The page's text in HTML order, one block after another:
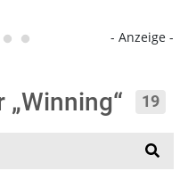
- Anzeige -
19